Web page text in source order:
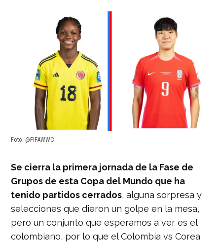
Foto: @FIFAWWC
Se cierra la primera jornada de la Fase de
Grupos de esta Copa del Mundo que ha
tenido partidos cerrados, alguna sorpresa y
selecciones que dieron un golpe en la mesa,
pero un conjunto que esperamos a ver es el
colombiano, por lo que el Colombia vs Corea